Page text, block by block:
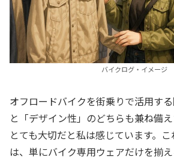
バイクログ・イメージ
オフロードバイクを街乗りで活用する
と「デザイン性」のどちらも兼ね備
とても大切だと私は感じています。
は、単にバイク専用ウェアだけを揃